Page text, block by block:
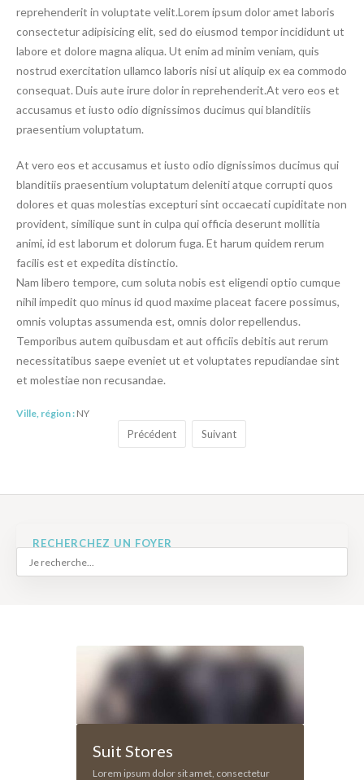
reprehenderit in voluptate velit.Lorem ipsum dolor amet laboris
consectetur adipisicing elit, sed do eiusmod tempor incididunt ut
labore et dolore magna aliqua. Ut enim ad minim veniam, quis
nostrud exercitation ullamco laboris nisi ut aliquip ex ea commodo
consequat. Duis aute irure dolor in reprehenderit.At vero eos et
accusamus et iusto odio dignissimos ducimus qui blanditiis
praesentium voluptatum.
At vero eos et accusamus et iusto odio dignissimos ducimus qui
blanditiis praesentium voluptatum deleniti atque corrupti quos
dolores et quas molestias excepturi sint occaecati cupiditate non
provident, similique sunt in culpa qui officia deserunt mollitia
animi, id est laborum et dolorum fuga. Et harum quidem rerum
facilis est et expedita distinctio.
Nam libero tempore, cum soluta nobis est eligendi optio cumque
nihil impedit quo minus id quod maxime placeat facere possimus,
omnis voluptas assumenda est, omnis dolor repellendus.
Temporibus autem quibusdam et aut officiis debitis aut rerum
necessitatibus saepe eveniet ut et voluptates repudiandae sint
et molestiae non recusandae.
Ville, région : NY
Précédent Suivant
RECHERCHEZ UN FOYER
Suit Stores
Lorem ipsum dolor sit amet, consectetur